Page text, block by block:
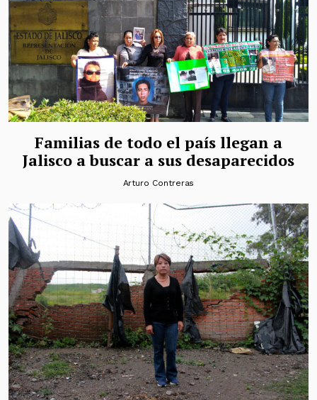
Familias de todo el país llegan a
Jalisco a buscar a sus desaparecidos
Arturo Contreras